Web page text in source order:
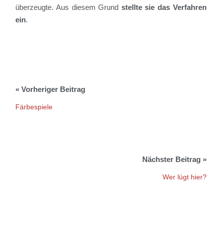
überzeugte. Aus diesem Grund stellte sie das Verfahren
ein.
Färbespiele
Wer lügt hier?